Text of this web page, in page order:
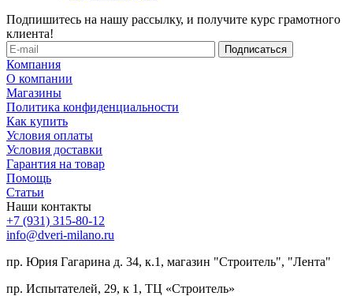
Подпишитесь на нашу рассылку, и получите курс грамотного
клиента!
Компания
О компании
Магазины
Политика конфиденциальности
Как купить
Условия оплаты
Условия доставки
Гарантия на товар
Помощь
Статьи
Наши контакты
+7 (931) 315-80-12
info@dveri-milano.ru
пр. Юрия Гагарина д. 34, к.1, магазин "Строитель", "Лента"
пр. Испытателей, 29, к 1, ТЦ «Строитель»